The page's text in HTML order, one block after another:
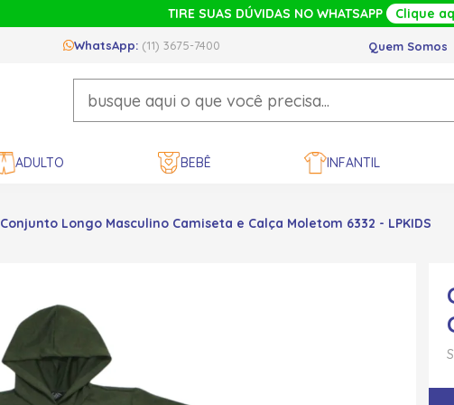
TIRE SUAS DÚVIDAS NO WHATSAPP Clique
WhatsApp: (11) 3675-7400 Quem Somos
ADULTO BEBÊ INFANTIL
Conjunto Longo Masculino Camiseta e Calça Moletom 6332 - LPKIDS